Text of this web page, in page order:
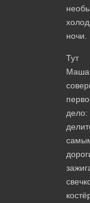
ночи.
Тут
Маша
дело: